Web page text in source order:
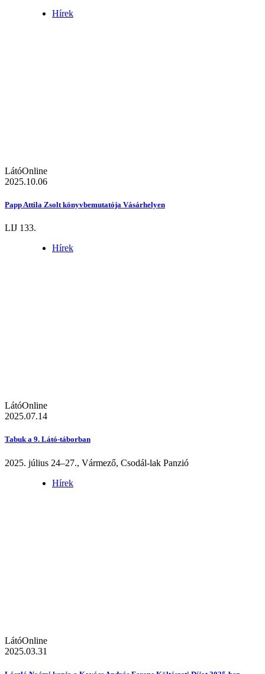
Hírek
LátóOnline
2025.10.06
Papp Attila Zsolt könyvbemutatója Vásárhelyen
LIJ 133.
Hírek
LátóOnline
2025.07.14
Tabuk a 9. Látó-táborban
2025. július 24–27., Vármező, Csodál-lak Panzió
Hírek
LátóOnline
2025.03.31